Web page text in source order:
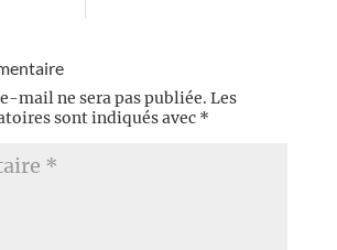
mail ne sera pas publiée. Les
sont indiqués avec *